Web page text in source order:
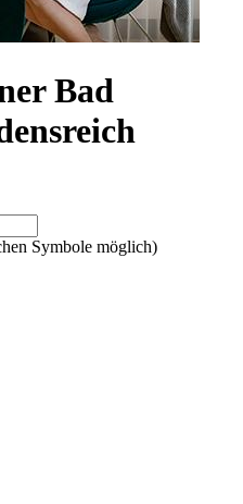
Bad
Symbole möglich)